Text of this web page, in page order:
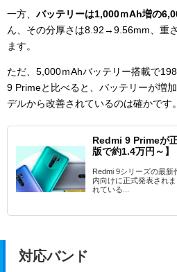
一方、 バッテリーは1,000ｍAh増の
ん、その分厚さは8.92→9.56mm、重
ます。
ただ、5,000ｍAhバッテリー搭載で
9 Primeと比べると、バッテリーが増
デルから改善されているのは確かです。
Redmi 9 Primeが
版で約1.4万円～】
Redmi 9シリーズの最新
内向けに正式発表され
れている...
対応バンド